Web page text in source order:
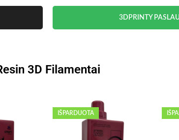
3DPRINTY
3D Filamentai
IŠPARDUOTA